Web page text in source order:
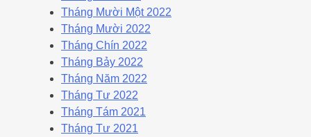
Tháng Mười Một 2022
Tháng Mười 2022
Tháng Chín 2022
Tháng Bảy 2022
Tháng Năm 2022
Tháng Tư 2022
Tháng Tám 2021
Tháng Tư 2021